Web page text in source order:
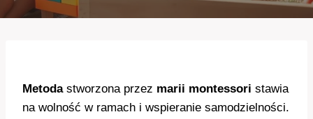
Metodastworzona przez marii montessori stawia
na wolność w ramach i wspieranie samodzielności.